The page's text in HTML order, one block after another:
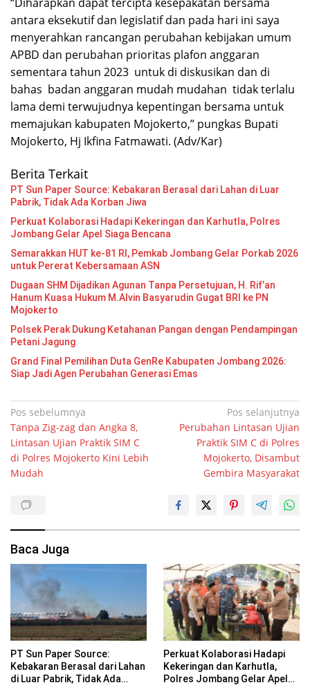
antara eksekutif dan legislatif dan pada hari ini saya
menyerahkan rancangan perubahan kebijakan umum
APBD dan perubahan prioritas plafon anggaran
sementara tahun 2023 untuk di diskusikan dan di
bahas badan anggaran mudah mudahan tidak terlalu
lama demi terwujudnya kepentingan bersama untuk
memajukan kabupaten Mojokerto,” pungkas Bupati
Mojokerto, Hj Ikfina Fatmawati. (Adv/Kar)
Berita Terkait
PT Sun Paper Source: Kebakaran Berasal dari Lahan di Luar
Pabrik, Tidak Ada Korban Jiwa
Perkuat Kolaborasi Hadapi Kekeringan dan Karhutla, Polres
Jombang Gelar Apel Siaga Bencana
Semarakkan HUT ke-81 RI, Pemkab Jombang Gelar Porkab 2026
untuk Pererat Kebersamaan ASN
Dugaan SHM Dijadikan Agunan Tanpa Persetujuan, H. Rif’an
Hanum Kuasa Hukum M.Alvin Basyarudin Gugat BRI ke PN
Mojokerto
Polsek Perak Dukung Ketahanan Pangan dengan Pendampingan
Petani Jagung
Grand Final Pemilihan Duta GenRe Kabupaten Jombang 2026:
Siap Jadi Agen Perubahan Generasi Emas
Navigasi
pos
Pos sebelumnya
Tanpa Zig-zag dan Angka 8,
Lintasan Ujian Praktik SIM C
di Polres Mojokerto Kini Lebih
Mudah
Pos selanjutnya
Perubahan Lintasan Ujian
Praktik SIM C di Polres
Mojokerto, Disambut
Gembira Masyarakat
Baca Juga
PT Sun Paper Source:
Kebakaran Berasal dari Lahan
di Luar Pabrik, Tidak Ada
Perkuat Kolaborasi Hadapi
Kekeringan dan Karhutla,
Polres Jombang Gelar Apel